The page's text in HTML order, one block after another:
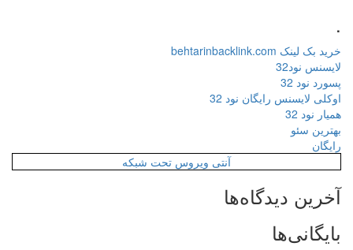
خرید بک لینک behtarinbacklink.com
لایسنس نود32
پسورد نود 32
اوکلی لایسنس رایگان نود 32
همیار نود 32
بهترین سئو
رایگان
آنتی ویروس تحت شبکه
آخرین دیدگاه‌ها
بایگانی‌ها